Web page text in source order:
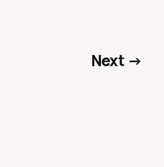
Next →